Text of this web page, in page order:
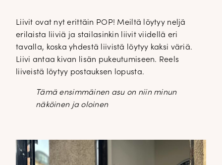
Liivit ovat nyt erittäin POP! Meiltä löytyy neljä
erilaista liiviä ja stailasinkin liivit viidellä eri
tavalla, koska yhdestä liivistä löytyy kaksi väriä.
Liivi antaa kivan lisän pukeutumiseen. Reels
liiveistä löytyy postauksen lopusta.
Tämä ensimmäinen asu on niin minun
näköinen ja oloinen